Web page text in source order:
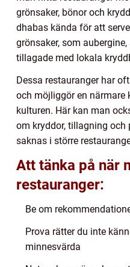
grönsaker, bönor och
dhabas kända för att
grönsaker, som
tillagade med lokala
Dessa restauranger har
och möjliggör en närmare
kulturen. Här kan man
om kryddor, tillagning
saknas i större
Att tänka på när
restauranger:
Be om
Prova rätter du inte
minnesvärda